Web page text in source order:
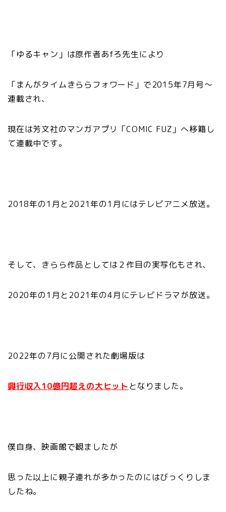
「ゆるキャン」は原作者あfろ先生により
「まんがタイムきららフォワード」で2015年7月号〜
連載され、
現在は芳文社のマンガアプリ「COMIC FUZ」へ移籍し
て連載中です。
2018年の1月と2021年の1月にはテレビアニメ放送。
そして、きらら作品としては２作目の実写化もされ、
2020年の1月と2021年の4月にテレビドラマが放送。
2022年の7月に公開された劇場版は
興行収入10億円超えの大ヒットとなりました。
僕自身、映画館で観ましたが
思った以上に親子連れが多かったのにはびっくりしま
したね。